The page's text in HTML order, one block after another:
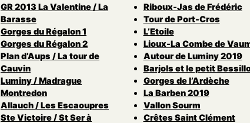
GR 2013 La Valentine / La
Barasse
Gorges du Régalon 1
Gorges du Régalon 2
Plan d’Aups / La tour de
Cauvin
Luminy / Madrague
Montredon
Allauch / Les Escaoupres
Ste Victoire / St Ser à
Riboux-Jas de Frédéric
Tour de Port-Cros
L’Etoile
Lioux-La Combe de
Autour de Luminy 2019
Barjols et le petit
Gorges de l’Ardèche
La Barben 2019
Vallon Sourm
Crêtes Saint Clément